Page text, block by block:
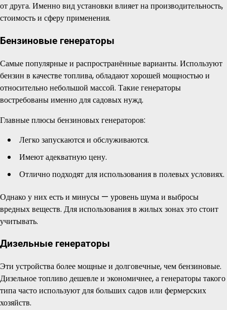
от друга. Именно вид установки влияет на производительность,
стоимость и сферу применения.
Бензиновые генераторы
Самые популярные и распространённые варианты. Используют
бензин в качестве топлива, обладают хорошей мощностью и
относительно небольшой массой. Такие генераторы
востребованы именно для садовых нужд.
Главные плюсы бензиновых генераторов:
Легко запускаются и обслуживаются.
Имеют адекватную цену.
Отлично подходят для использования в полевых условиях.
Однако у них есть и минусы — уровень шума и выбросы
вредных веществ. Для использования в жилых зонах это стоит
учитывать.
Дизельные генераторы
Эти устройства более мощные и долговечные, чем бензиновые.
Дизельное топливо дешевле и экономичнее, а генераторы такого
типа часто используют для больших садов или фермерских
хозяйств.